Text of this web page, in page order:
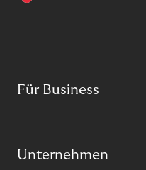
Für Business
Unternehmen